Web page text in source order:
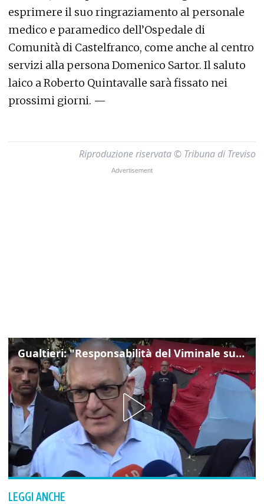
esprimere il suo ringraziamento al personale
medico e paramedico dell’Ospedale di
Comunità di Castelfranco, come anche al centro
servizi alla persona Domenico Sartor. Il saluto
laico a Roberto Quintavalle sarà fissato nei
prossimi giorni. —
Riproduzione riservata © Tribuna di Treviso
Gualtieri: "Responsabilità del Viminale su Spin Time? La posizione dei partiti è nota"
LEGGI ANCHE